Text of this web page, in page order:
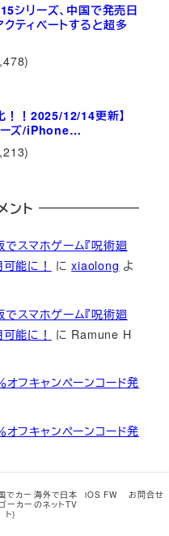
シリーズ、中国で発売日
ティベートすると超多
！！2025/12/14更新】
ズ/iPhone…
ント
スマホゲーム『呪術廻
能に！
にxiaolong よ
スマホゲーム『呪術廻
能に！
に Ramune H
フキャンペーンコード発
フキャンペーンコード発
でカー
ーカー
ト)
海外で日本
のネットTV
iOS FW お問合せ